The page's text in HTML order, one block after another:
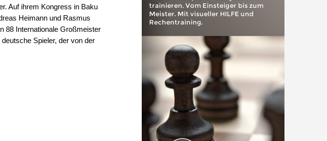
Auf ihrem Kongress in Baku
Heimann und Rasmus
88 Internationale Großmeister
Spieler, der von der
trainieren. Vom Einsteiger bis zum
Meister. Mit visueller HILFE und
Rechentraining.